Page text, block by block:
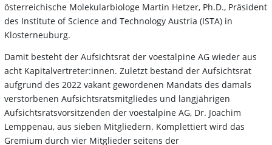
österreichische Molekularbiologe Martin Hetzer, Ph.D., Präsident
des Institute of Science and Technology Austria (ISTA) in
Klosterneuburg.
Damit besteht der Aufsichtsrat der voestalpine AG wieder aus
acht Kapitalvertreter:innen. Zuletzt bestand der Aufsichtsrat
aufgrund des 2022 vakant gewordenen Mandats des damals
verstorbenen Aufsichtsratsmitgliedes und langjährigen
Aufsichtsratsvorsitzenden der voestalpine AG, Dr. Joachim
Lemppenau, aus sieben Mitgliedern. Komplettiert wird das
Gremium durch vier Mitglieder seitens der